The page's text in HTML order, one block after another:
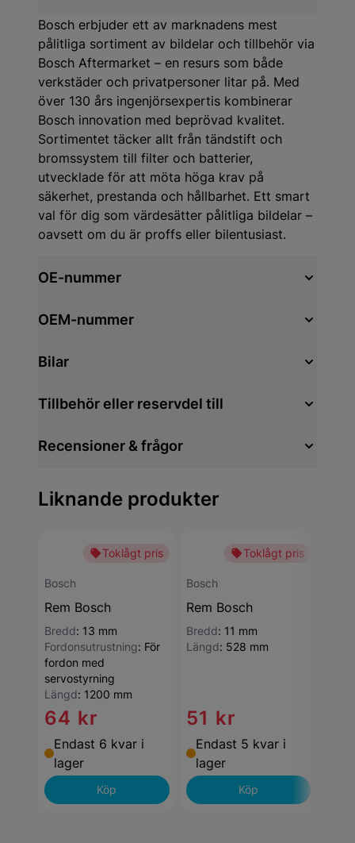
Bosch erbjuder ett av marknadens mest
pålitliga sortiment av bildelar och tillbehör via
Bosch Aftermarket – en resurs som både
verkstäder och privatpersoner litar på. Med
över 130 års ingenjörsexpertis kombinerar
Bosch innovation med beprövad kvalitet.
Sortimentet täcker allt från tändstift och
bromssystem till filter och batterier,
utvecklade för att möta höga krav på
säkerhet, prestanda och hållbarhet. Ett smart
val för dig som värdesätter pålitliga bildelar –
oavsett om du är proffs eller bilentusiast.
OE-nummer
OEM-nummer
Bilar
Tillbehör eller reservdel till
Recensioner & frågor
Liknande produkter
Toklågt pris
Bosch
Rem Bosch
Bredd: 13 mm
Fordonsutrustning: För
fordon med
servostyrning
Längd: 1200 mm
64 kr
Endast 6 kvar i
lager
Köp
Toklågt pris
Bosch
Rem Bosch
Bredd: 11 mm
Längd: 528 mm
51 kr
Endast 5 kvar i
lager
Köp